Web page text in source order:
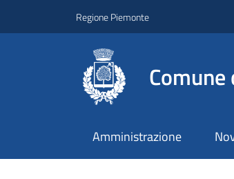
Regione Piemonte
Amministrazione